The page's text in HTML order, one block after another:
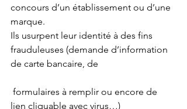
concours d’un établissement ou d’une
marque.
Ils usurpent leur identité à des fins
frauduleuses (demande d’information
de carte bancaire, de
lien cliquable avec virus…)